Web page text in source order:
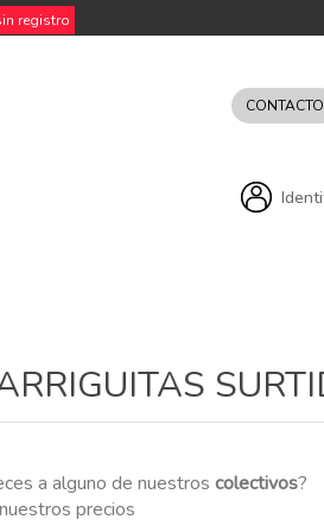
registro
CONTACTO
a alguno de nuestroscolectivos?
precios